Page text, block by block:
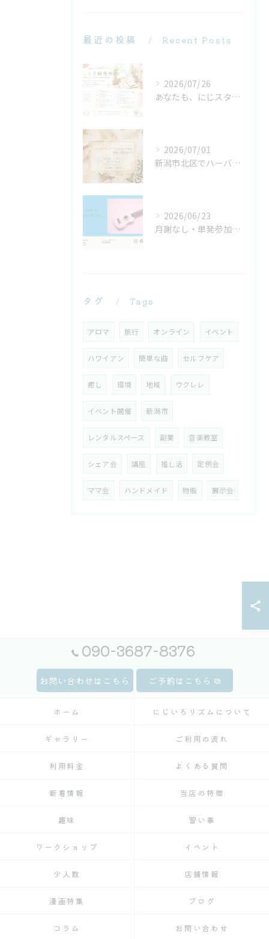
最近の投稿 Recent Posts
2026/07/26
あなたも、にじスタ研究員になりませんか？
2026/07/01
新潟市北区でハーバルタロット体験｜大アルカナ22枚を学ぶ単発イベント【にじいろリズム】
2026/06/23
月謝なし・単発参加OK｜大人のためのウクレレサークル
タグ Tags
アロマ 旅行 オンライン イベント
ハワイアン 簡単な曲 セルフケア
癒し 環境 地域 ウクレレ
イベント開催 新潟市
レンタルスペース 副業 音楽教室
シェア会 講座 推し活 定例会
ママ会 ハンドメイド 物販 展示会
090-3687-8376
お問い合わせはこちら ご予約はこちら
ホーム にじいろリズムについて
ギャラリー ご利用の流れ
利用料金 よくある質問
新着情報 当店の特徴
趣味 習い事
ワークショップ イベント
少人数 店舗情報
漫画特集 ブログ
コラム お問い合わせ